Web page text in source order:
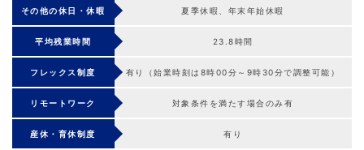
その他の休日・休暇 夏季休暇、年末年始休暇
平均残業時間 23.8時間
フレックス制度 有り（始業時刻は8時00分～9時30分で調整可能）
リモートワーク 対象条件を満たす場合のみ有
産休・育休制度 有り